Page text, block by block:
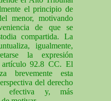
el principio de
menor, motivando
de que se
compartida. La
igualmente,
la expresión
artículo 92.8 CC. El
brevemente esta
del derecho
y, más